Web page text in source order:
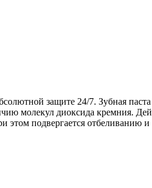
защите 24/7. Зубная
молекул диоксида кремния.
этом подвергается отбеливанию и